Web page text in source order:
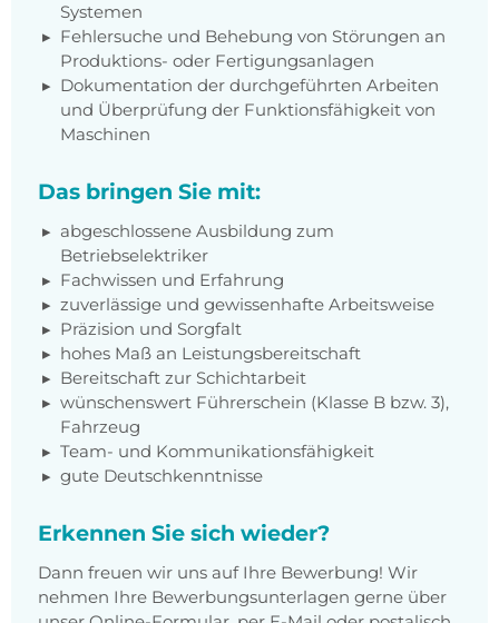
Systemen
Fehlersuche und Behebung von Störungen an
Produktions- oder Fertigungsanlagen
Dokumentation der durchgeführten Arbeiten
und Überprüfung der Funktionsfähigkeit von
Maschinen
Das bringen Sie mit:
abgeschlossene Ausbildung zum
Betriebselektriker
Fachwissen und Erfahrung
zuverlässige und gewissenhafte Arbeitsweise
Präzision und Sorgfalt
hohes Maß an Leistungsbereitschaft
Bereitschaft zur Schichtarbeit
wünschenswert Führerschein (Klasse B bzw. 3),
Fahrzeug
Team- und Kommunikationsfähigkeit
gute Deutschkenntnisse
Erkennen Sie sich wieder?
Dann freuen wir uns auf Ihre Bewerbung! Wir
nehmen Ihre Bewerbungsunterlagen gerne über